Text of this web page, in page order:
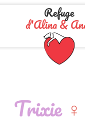
Refuge
d'Alina &
Trixie ♀️